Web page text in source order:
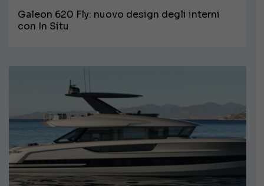
Galeon 620 Fly: nuovo design degli interni
con In Situ